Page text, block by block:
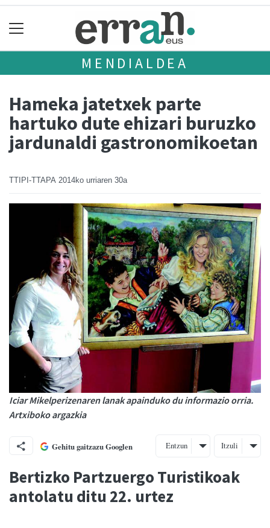
MENDIALDEA
Hameka jatetxek parte
hartuko dute ehizari buruzko
jardunaldi gastronomikoetan
TTIPI-TTAPA 2014ko urriaren 30a
Iciar Mikelperizenaren lanak apainduko du informazio orria.
Artxiboko argazkia
Gehitu gaitzazu Googlen Entzun Itzuli
Bertizko Partzuergo Turistikoak
antolatu ditu 22. urtez